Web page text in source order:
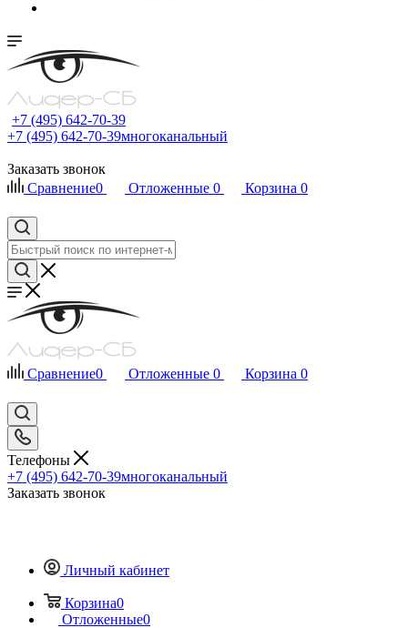
+7 (495) 642-70-39
+7 (495) 642-70-39многоканальный
Заказать звонок
Сравнение0 Отложенные 0 Корзина 0
Сравнение0 Отложенные 0 Корзина 0
Телефоны
+7 (495) 642-70-39многоканальный
Заказать звонок
Личный кабинет
Корзина0
Отложенные0